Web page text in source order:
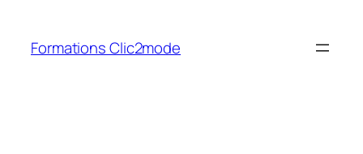
contenu
Formations Clic2mode